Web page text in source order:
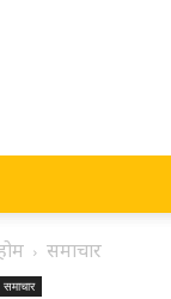
समाचार
समाचार